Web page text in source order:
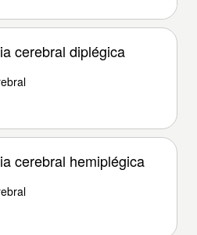
cerebral diplégica
cerebral hemiplégica